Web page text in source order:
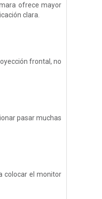
ofrece mayor
clara.
frontal, no
pasar muchas
colocar el monitor